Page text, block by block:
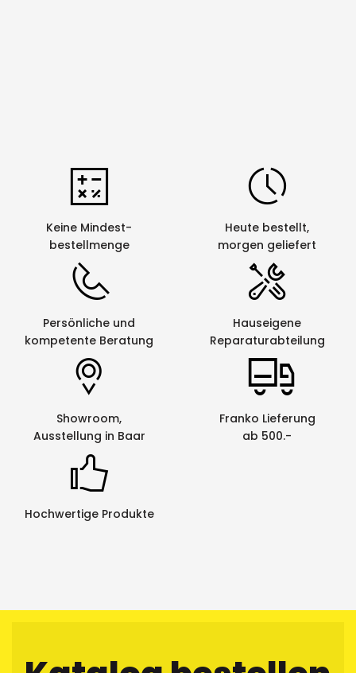
Keine Mindest-
bestellmenge
Heute bestellt,
morgen geliefert
Persönliche und
kompetente Beratung
Hauseigene
Reparaturabteilung
Showroom,
Ausstellung in Baar
Franko Lieferung
ab 500.-
Hochwertige Produkte